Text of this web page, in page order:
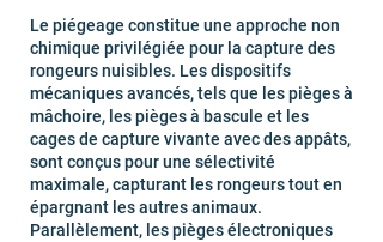
Le piégeage constitue une approche non
chimique privilégiée pour la capture des
rongeurs nuisibles. Les dispositifs
mécaniques avancés, tels que les pièges à
mâchoire, les pièges à bascule et les
cages de capture vivante avec des appâts,
sont conçus pour une sélectivité
maximale, capturant les rongeurs tout en
épargnant les autres animaux.
Parallèlement, les pièges électroniques